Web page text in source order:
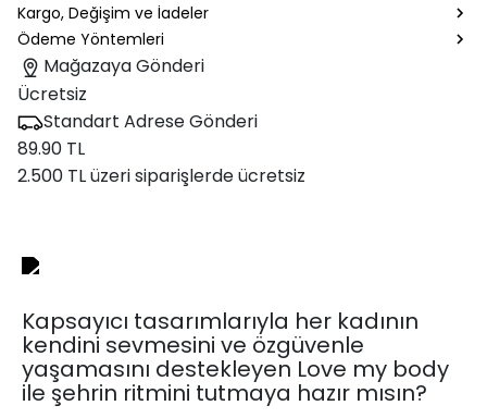
Kargo, Değişim ve İadeler
Ödeme Yöntemleri
Mağazaya Gönderi
Ücretsiz
Standart Adrese Gönderi
89.90 TL
2.500 TL üzeri siparişlerde ücretsiz
Kapsayıcı tasarımlarıyla her kadının
kendini sevmesini ve özgüvenle
yaşamasını destekleyen Love my body
ile şehrin ritmini tutmaya hazır mısın?